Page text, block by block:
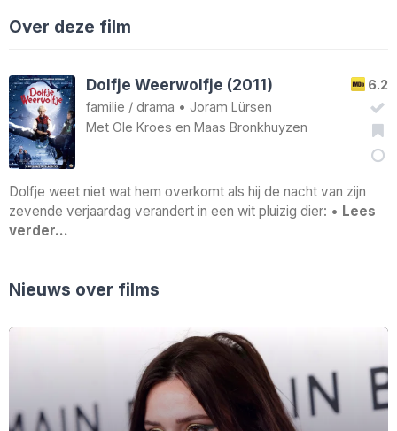
Over deze film
6.2
Dolfje Weerwolfje (2011)
familie / drama • Joram Lürsen
Met Ole Kroes en Maas Bronkhuyzen
Dolfje weet niet wat hem overkomt als hij de nacht van zijn
zevende verjaardag verandert in een wit pluizig dier: • Lees
verder…
Nieuws over films